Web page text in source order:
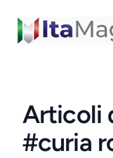
ItaMagazine
Articoli
#curia